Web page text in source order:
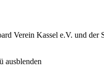
Verein Kassel e.V. und der
ausblenden